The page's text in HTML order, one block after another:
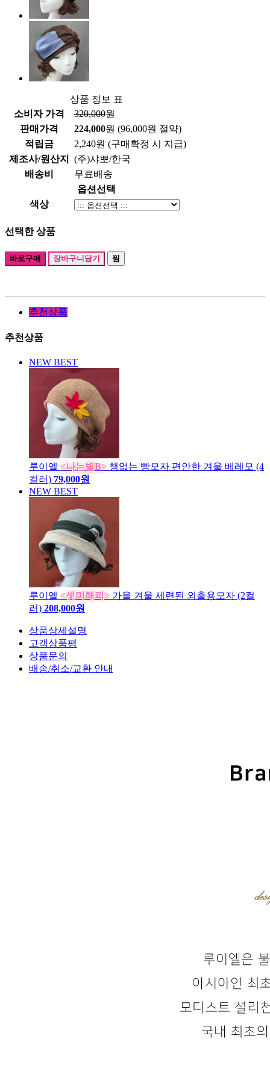
상품 정보 표
소비자 가격
320,000원
판매가격
224,000원 (96,000원 절약)
적립금
2,240원 (구매확정 시 지급)
제조사/원산지
(주)샤뽀/한국
배송비
무료배송
옵션선택
색상
선택한 상품
바로구매 장바구니담기 찜
추천상품
추천상품
NEW BEST
루이엘 <나는별B> 챙없는 빵모자 편안한 겨울 베레모 (4
컬러) 79,000원
NEW BEST
루이엘 <셋미해피> 가을 겨울 세련된 외출용모자 (2컬
러) 208,000원
상품상세설명
고객상품평
상품문의
배송/취소/교환 안내